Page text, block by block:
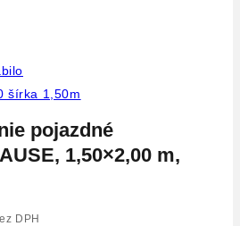
šírka 1,50m
pojazdné
1,50×2,00 m,
DPH